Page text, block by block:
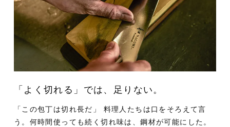
「よく切れる」では、足りない。
「この包丁は切れ長だ」 料理人たちは口をそろえて言
う。 何時間使っても続く切れ味は、鋼材が可能にした。